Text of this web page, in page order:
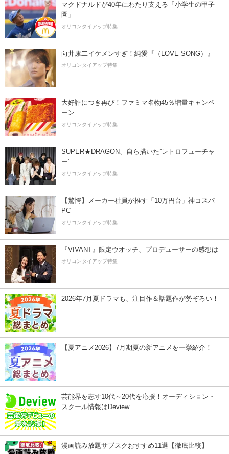
マクドナルドが40年にわたり支える「小学生の甲子
園」
オリコンタイアップ特集
向井康二イケメンすぎ！純愛『（LOVE SONG）』
オリコンタイアップ特集
大好評につき再び！ファミマ名物45％増量キャンペ
ーン
オリコンタイアップ特集
SUPER★DRAGON、自ら描いた”レトロフューチャ
ー”
オリコンタイアップ特集
【驚愕】メーカー社員が推す「10万円台」神コスパ
PC
オリコンタイアップ特集
『VIVANT』限定ウオッチ、プロデューサーの感想は
オリコンタイアップ特集
2026年7月夏ドラマも、注目作＆話題作が勢ぞろい！
【夏アニメ2026】7月期夏の新アニメを一挙紹介！
芸能界を志す10代～20代を応援！オーディション・
スクール情報はDeview
漫画読み放題サブスクおすすめ11選【徹底比較】